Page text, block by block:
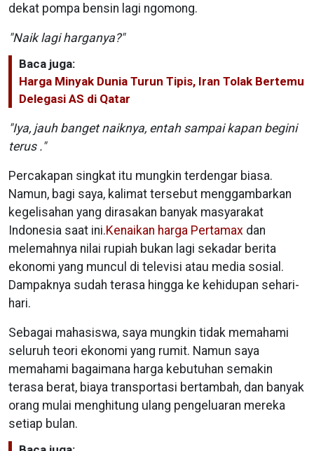
dekat pompa bensin lagi ngomong.
"Naik lagi harganya?"
Baca juga:
Harga Minyak Dunia Turun Tipis, Iran Tolak Bertemu
Delegasi AS di Qatar
"Iya, jauh banget naiknya, entah sampai kapan begini
terus ."
Percakapan singkat itu mungkin terdengar biasa.
Namun, bagi saya, kalimat tersebut menggambarkan
kegelisahan yang dirasakan banyak masyarakat
Indonesia saat ini.Kenaikan harga Pertamax dan
melemahnya nilai rupiah bukan lagi sekadar berita
ekonomi yang muncul di televisi atau media sosial.
Dampaknya sudah terasa hingga ke kehidupan sehari-
hari.
Sebagai mahasiswa, saya mungkin tidak memahami
seluruh teori ekonomi yang rumit. Namun saya
memahami bagaimana harga kebutuhan semakin
terasa berat, biaya transportasi bertambah, dan banyak
orang mulai menghitung ulang pengeluaran mereka
setiap bulan.